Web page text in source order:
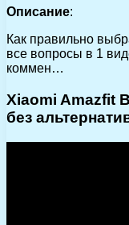
Описание:
Как правильно
все вопросы в 1
коммен…
Xiaomi Amazfit
без